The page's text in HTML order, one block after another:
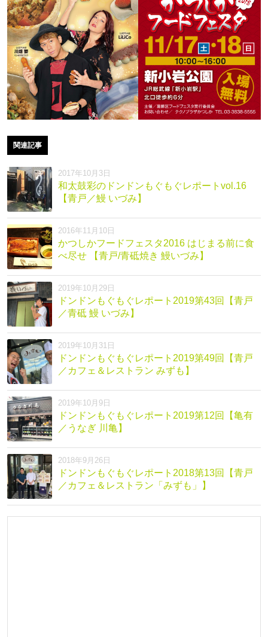
関連記事
2017年10月3日
和太鼓彩のドンドンもぐもぐレポートvol.16
【青戸／鰻 いづみ】
2016年11月10日
かつしかフードフェスタ2016 はじまる前に食
べ尽せ 【青戸/青砥焼き 鰻いづみ】
2019年10月29日
ドンドンもぐもぐレポート2019第43回【青戸
／青砥 鰻 いづみ】
2019年10月31日
ドンドンもぐもぐレポート2019第49回【青戸
／カフェ＆レストラン みずも】
2019年10月9日
ドンドンもぐもぐレポート2019第12回【亀有
／うなぎ 川亀】
2018年9月26日
ドンドンもぐもぐレポート2018第13回【青戸
／カフェ＆レストラン「みずも」】